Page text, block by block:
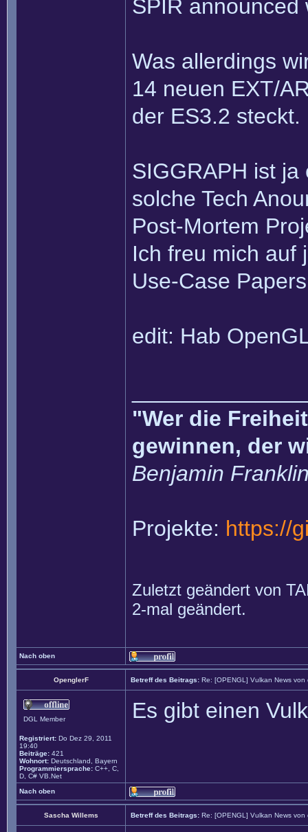
SPIR announced
Was allerdings
14 neuen EXT/
der ES3.2 steckt.
SIGGRAPH ist
solche Tech
Post-Mortem
Ich freu mich auf
Use-Case
edit: Hab
"Wer die
gewinnen, der
Benjamin
Projekte: https://
Zuletzt geändert von
2-mal geändert.
Nach oben
OpenglerF Betreff des Beitrags: Re: [OPENGL] Vulkan News von
DGL Member
Registriert: Do Dez 29, 2011
19:40
Beiträge: 421
Wohnort: Deutschland, Bayern
Programmiersprache: C++, C,
D, C# VB.Net
Es gibt einen
Nach oben
Sascha Willems Betreff des Beitrags: Re: [OPENGL] Vulkan News von